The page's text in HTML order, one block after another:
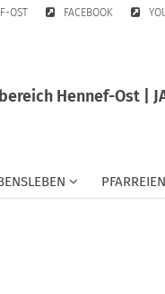
OST FACEBOOK
Hennef-Ost |
PFARREIEN